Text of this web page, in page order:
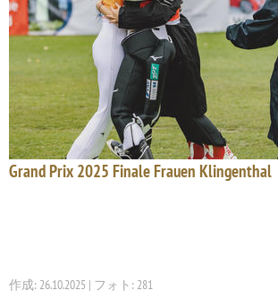
Grand Prix 2025 Finale Frauen Klingenthal
作成: 26.10.2025 | フォト: 281